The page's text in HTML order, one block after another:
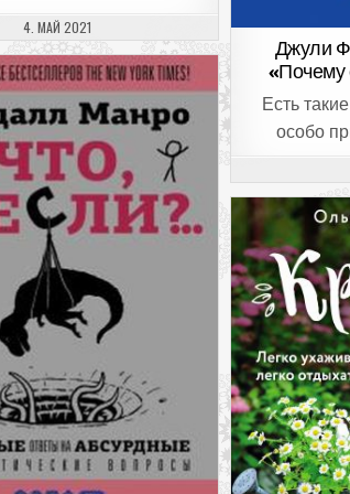
ДАТА ПУБЛИКАЦИИ:
4. МАЙ 2021
Джули
«Почему
Есть
особо